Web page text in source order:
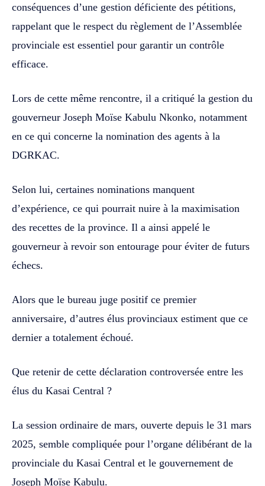
conséquences d’une gestion déficiente des pétitions,
rappelant que le respect du règlement de l’Assemblée
provinciale est essentiel pour garantir un contrôle
efficace.
Lors de cette même rencontre, il a critiqué la gestion du
gouverneur Joseph Moïse Kabulu Nkonko, notamment
en ce qui concerne la nomination des agents à la
DGRKAC.
Selon lui, certaines nominations manquent
d’expérience, ce qui pourrait nuire à la maximisation
des recettes de la province. Il a ainsi appelé le
gouverneur à revoir son entourage pour éviter de futurs
échecs.
Alors que le bureau juge positif ce premier
anniversaire, d’autres élus provinciaux estiment que ce
dernier a totalement échoué.
Que retenir de cette déclaration controversée entre les
élus du Kasai Central ?
La session ordinaire de mars, ouverte depuis le 31 mars
2025, semble compliquée pour l’organe délibérant de la
provinciale du Kasai Central et le gouvernement de
Joseph Moïse Kabulu.